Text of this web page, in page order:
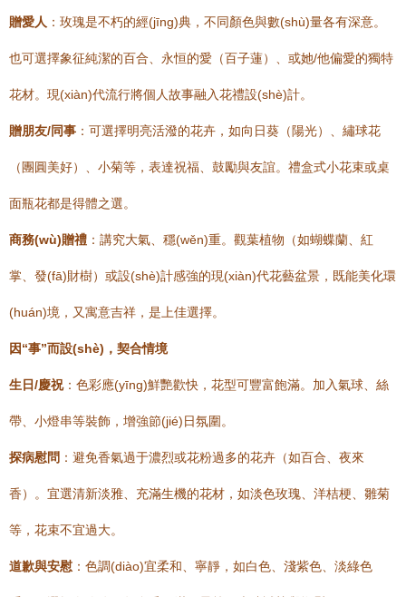
贈愛人 ：玫瑰是不朽的經(jīng)典，不同顏色與數(shù)量各有深意。
也可選擇象征純潔的百合、永恒的愛（百子蓮）、或她/他偏愛的獨特
花材。現(xiàn)代流行將個人故事融入花禮設(shè)計。
贈朋友/同事 ：可選擇明亮活潑的花卉，如向日葵（陽光）、繡球花
（團圓美好）、小菊等，表達祝福、鼓勵與友誼。禮盒式小花束或桌
面瓶花都是得體之選。
商務(wù)贈禮 ：講究大氣、穩(wěn)重。觀葉植物（如蝴蝶蘭、紅
掌、發(fā)財樹）或設(shè)計感強的現(xiàn)代花藝盆景，既能美化環
(huán)境，又寓意吉祥，是上佳選擇。
因“事”而設(shè)，契合情境
生日/慶祝：色彩應(yīng)鮮艷歡快，花型可豐富飽滿。加入氣球、絲
帶、小燈串等裝飾，增強節(jié)日氛圍。
探病慰問 ：避免香氣過于濃烈或花粉過多的花卉（如百合、夜來
香）。宜選清新淡雅、充滿生機的花材，如淡色玫瑰、洋桔梗、雛菊
等，花束不宜過大。
道歉與安慰 ：色調(diào)宜柔和、寧靜，如白色、淺紫色、淡綠色